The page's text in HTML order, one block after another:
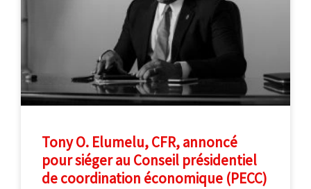
Tony O. Elumelu, CFR, annoncé
pour siéger au Conseil présidentiel
de coordination économique (PECC)